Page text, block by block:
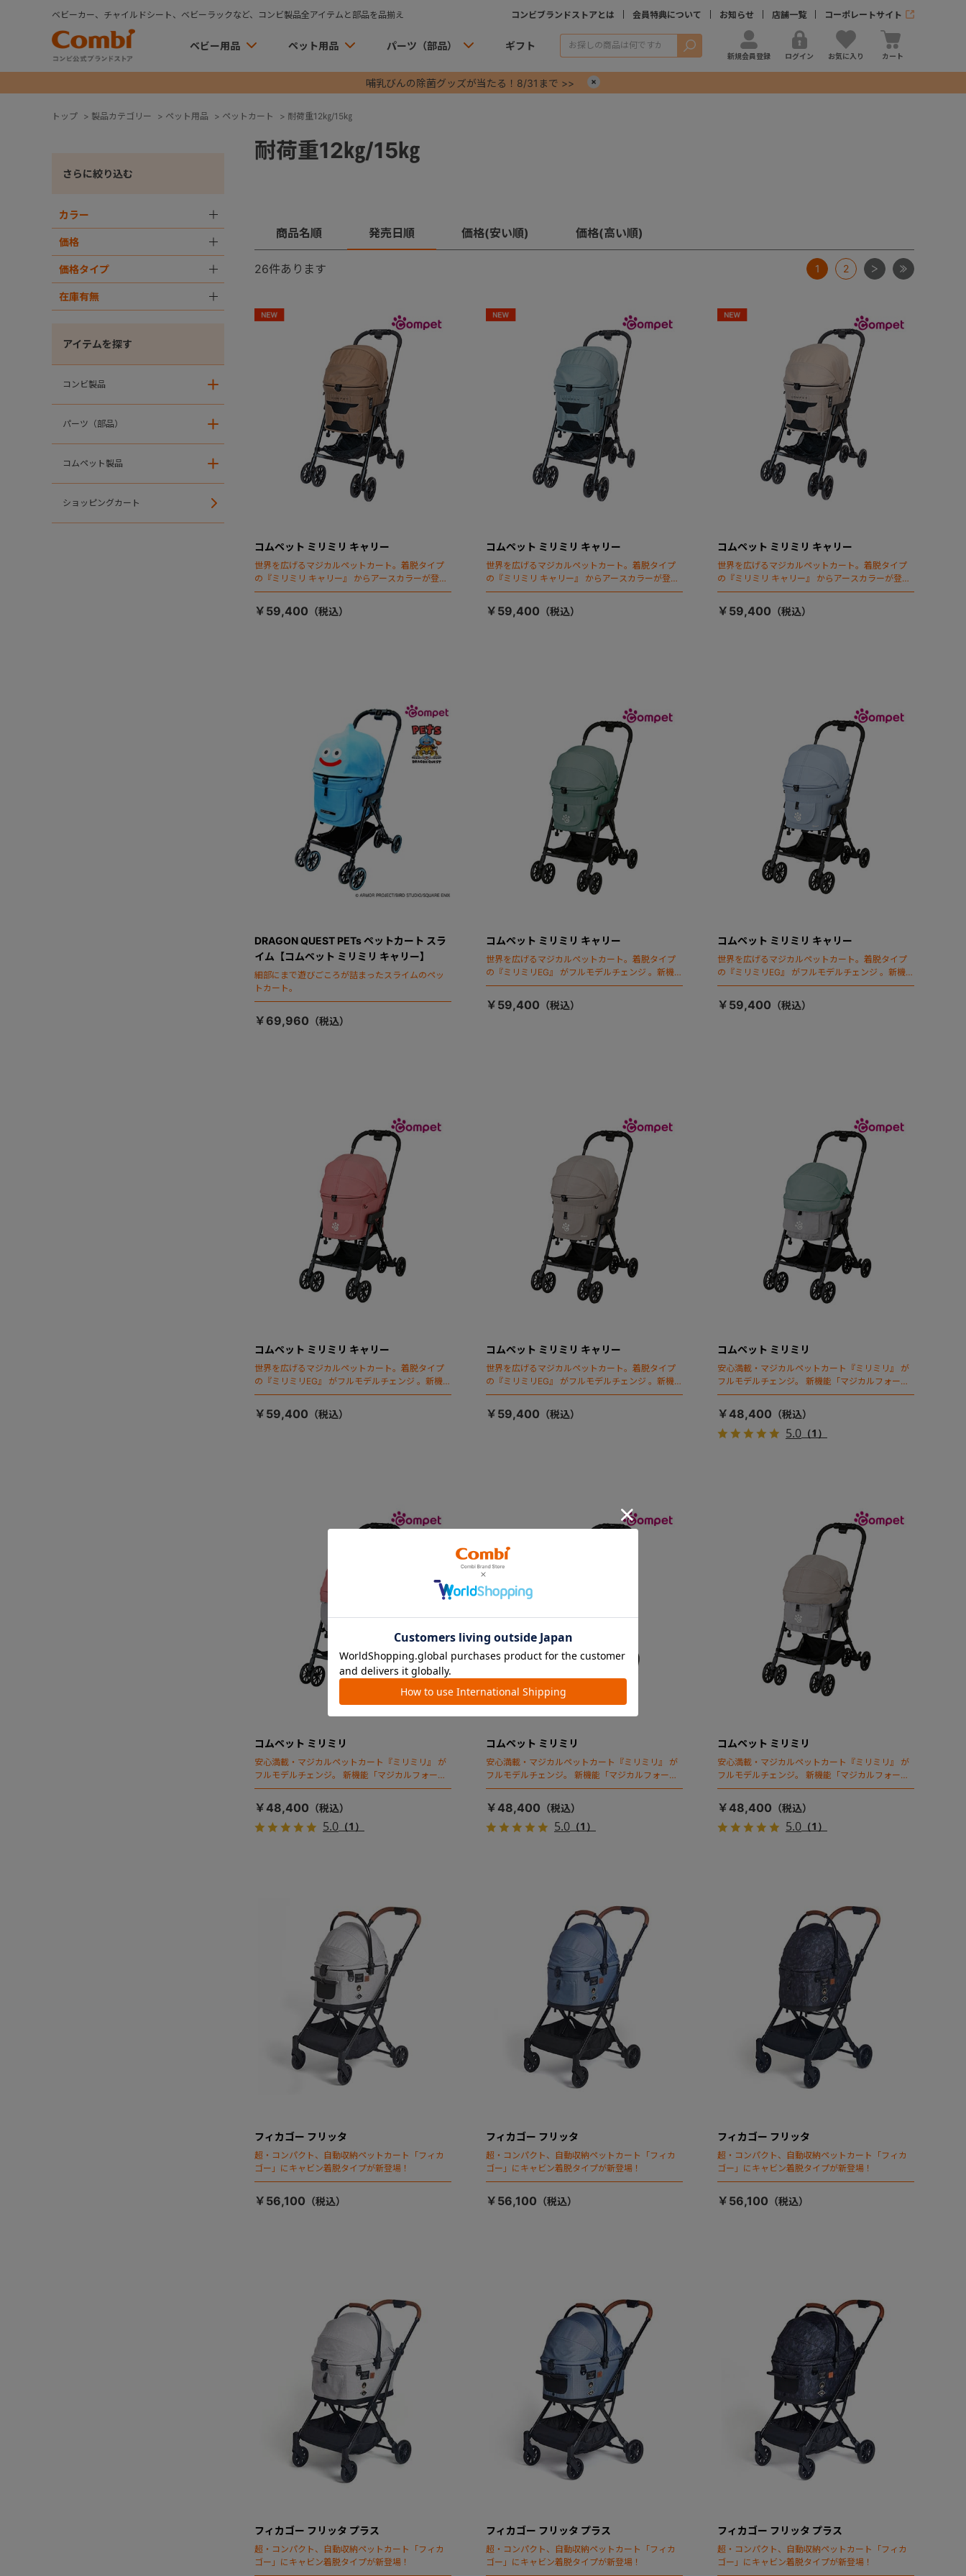
ベビーカー、チャイルドシート、ベビーラックなど、コンビ製品全アイテムと部品を品揃え コンビブランドストアとは 会員特典について お知らせ 店舗一覧 コーポレートサイト
ベビー用品 ペット用品 パーツ（部品） ギフト 検索
新規会員登録 ログイン お気に入り カート
哺乳びんの除菌グッズが当たる！8/31まで >>
トップ > 製品カテゴリー > ペット用品 > ペットカート > 耐荷重12㎏/15㎏
さらに絞り込む
カラー
価格
価格タイプ
在庫有無
アイテムを探す
コンビ製品
パーツ（部品）
コムペット製品
ショッピングカート
耐荷重12㎏/15㎏
商品名順 発売日順 価格(安い順) 価格(高い順)
26件あります 1 2 次 最後
コムペット ミリミリ キャリー
世界を広げるマジカルペットカート。着脱タイプ
の『ミリミリ キャリー』 からアースカラーが登
場！
￥59,400
コムペット ミリミリ キャリー
世界を広げるマジカルペットカート。着脱タイプ
の『ミリミリ キャリー』 からアースカラーが登
場！
￥59,400
コムペット ミリミリ キャリー
世界を広げるマジカルペットカート。着脱タイプ
の『ミリミリ キャリー』 からアースカラーが登
場！
￥59,400
DRAGON QUEST PETs ペットカート スラ
イム【コムペット ミリミリ キャリー】
細部にまで遊びごころが詰まったスライムのペッ
トカート。
￥69,960
コムペット ミリミリ キャリー
世界を広げるマジカルペットカート。着脱タイプ
の『ミリミリEG』 がフルモデルチェンジ 。新機能
「マジカルフォールディング」搭載
￥59,400
コムペット ミリミリ キャリー
世界を広げるマジカルペットカート。着脱タイプ
の『ミリミリEG』 がフルモデルチェンジ 。新機能
「マジカルフォールディング」搭載
￥59,400
コムペット ミリミリ キャリー
世界を広げるマジカルペットカート。着脱タイプ
の『ミリミリEG』 がフルモデルチェンジ 。新機能
「マジカルフォールディング」搭載
￥59,400
コムペット ミリミリ キャリー
世界を広げるマジカルペットカート。着脱タイプ
の『ミリミリEG』 がフルモデルチェンジ 。新機能
「マジカルフォールディング」搭載
￥59,400
コムペット ミリミリ
安心満載・マジカルペットカート『ミリミリ』 が
フルモデルチェンジ。 新機能「マジカルフォール
ディング」搭載
￥48,400
5.0（1）
コムペット ミリミリ
安心満載・マジカルペットカート『ミリミリ』 が
フルモデルチェンジ。 新機能「マジカルフォール
ディング」搭載
￥48,400
5.0 （1）
コムペット ミリミリ
安心満載・マジカルペットカート『ミリミリ』 が
フルモデルチェンジ。 新機能「マジカルフォール
ディング」搭載
￥48,400
5.0（1）
コムペット ミリミリ
安心満載・マジカルペットカート『ミリミリ』 が
フルモデルチェンジ。 新機能「マジカルフォール
ディング」搭載
￥48,400
5.0（1）
フィカゴー フリッタ
超・コンパクト、自動収納ペットカート「フィカ
ゴー」にキャビン着脱タイプが新登場！
￥56,100
フィカゴー フリッタ
超・コンパクト、自動収納ペットカート「フィカ
ゴー」にキャビン着脱タイプが新登場！
￥56,100
フィカゴー フリッタ
超・コンパクト、自動収納ペットカート「フィカ
ゴー」にキャビン着脱タイプが新登場！
￥56,100
フィカゴー フリッタ プラス
超・コンパクト、自動収納ペットカート「フィカ
ゴー」にキャビン着脱タイプが新登場！
フィカゴー フリッタ プラス
超・コンパクト、自動収納ペットカート「フィカ
ゴー」にキャビン着脱タイプが新登場！
フィカゴー フリッタ プラス
超・コンパクト、自動収納ペットカート「フィカ
ゴー」にキャビン着脱タイプが新登場！